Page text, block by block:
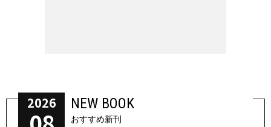
2026 NEW BOOK
おすすめ新刊